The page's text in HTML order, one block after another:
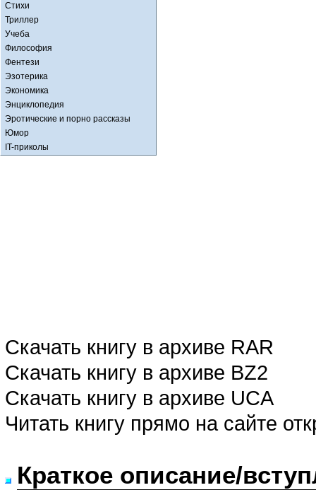
Стихи
Триллер
Учеба
Философия
Фентези
Эзотерика
Экономика
Энциклопедия
Эротические и порно рассказы
Юмор
IT-приколы
Скачать книгу в архиве RAR
Скачать книгу в архиве BZ2
Скачать книгу в архиве UCA
Читать книгу прямо на сайте
Краткое описание/